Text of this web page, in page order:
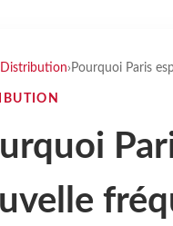
Distribution› Pourquoi Paris